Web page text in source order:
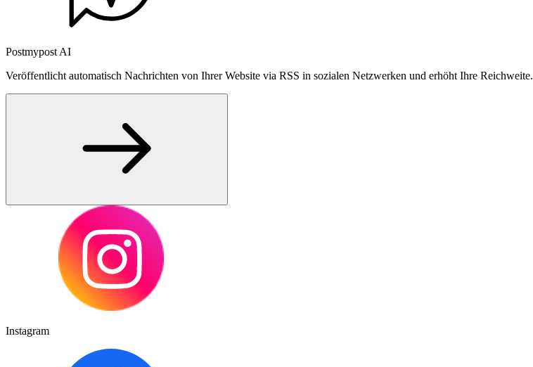
Postmypost AI
Veröffentlicht automatisch Nachrichten von Ihrer Website via RSS in sozialen Netzwerken und erhöht Ihre Reichweite.
Instagram